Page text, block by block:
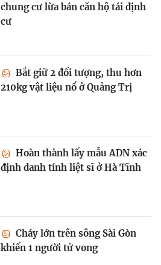
chung cư lừa bán căn hộ tái định
cư
Bắt giữ 2 đối tượng, thu hơn
210kg vật liệu nổ ở Quảng Trị
Hoàn thành lấy mẫu ADN xác
định danh tính liệt sĩ ở Hà Tĩnh
Cháy lớn trên sông Sài Gòn
khiến 1 người tử vong